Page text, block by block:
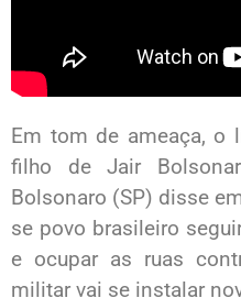
Em tom de ameaça, o
filho de Jair
Bolsonaro (SP) disse
se povo brasileiro
e ocupar as ruas
militar vai se instalar